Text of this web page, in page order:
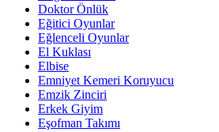
Doktor Önlük
Eğitici Oyunlar
Eğlenceli Oyunlar
El Kuklası
Elbise
Emniyet Kemeri Koruyucu
Emzik Zinciri
Erkek Giyim
Eşofman Takımı